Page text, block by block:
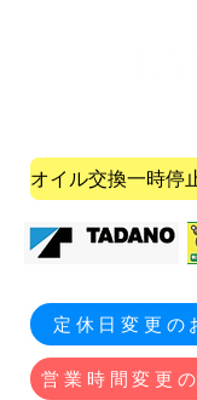
営業時間変更
定休日変更の